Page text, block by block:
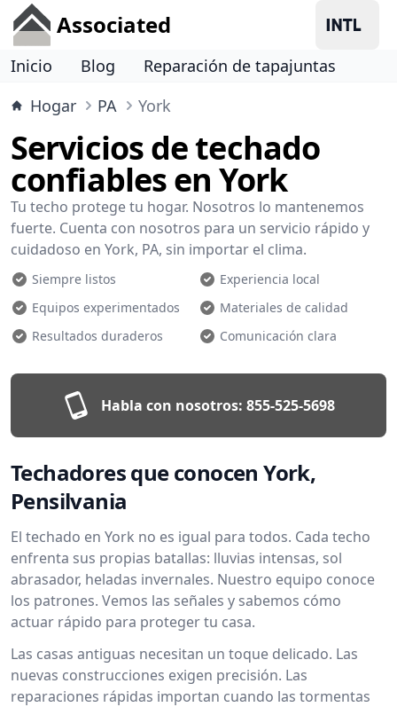
Associated
Inicio Blog
Reparación de tapajuntas
Hogar
PA York
Servicios de techado
confiables en York
Tu techo protege tu hogar. Nosotros lo mantenemos
fuerte. Cuenta con nosotros para un servicio rápido y
cuidadoso en York, PA, sin importar el clima.
Siempre listos
Experiencia local
Equipos experimentados
Materiales de calidad
Resultados duraderos
Comunicación clara
Habla con nosotros: 855-525-5698
Techadores que conocen York,
Pensilvania
El techado en York no es igual para todos. Cada techo
enfrenta sus propias batallas: lluvias intensas, sol
abrasador, heladas invernales. Nuestro equipo conoce
los patrones. Vemos las señales y sabemos cómo
actuar rápido para proteger tu casa.
Las casas antiguas necesitan un toque delicado. Las
nuevas construcciones exigen precisión. Las
reparaciones rápidas importan cuando las tormentas